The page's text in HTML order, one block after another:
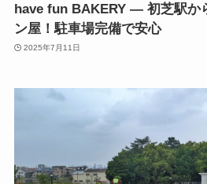
have fun BAKERY — 初芝駅か
ン屋！駐車場完備で安心
2025年7月11日